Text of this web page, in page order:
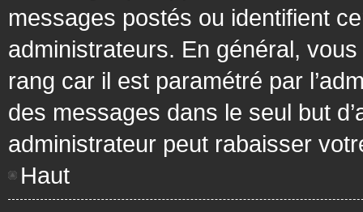
messages postés ou identifient
administrateurs. En général,
rang car il est paramétré par
des messages dans le seul but
administrateur peut rabaisser
Haut